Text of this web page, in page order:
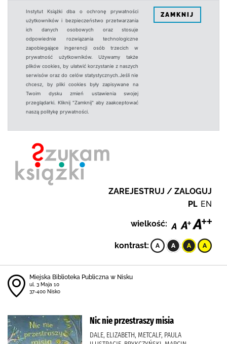
Instytut Książki dba o ochronę prywatności
użytkowników i bezpieczeństwo przetwarzania
ich danych osobowych oraz stosuje
odpowiednie rozwiązania technologiczne
zapobiegające ingerencji osób trzecich w
prywatność użytkowników. Używamy także
plików cookies, by ułatwić korzystanie z naszych
serwisów oraz do celów statystycznych.Jeśli nie
chcesz, by pliki cookies były zapisywane na
Twoim dysku zmień ustawienia swojej
przeglądarki. Kliknij "Zamknij" aby zaakceptować
naszą politykę prywatności.
ZAMKNIJ
ZAREJESTRUJ / ZALOGUJ
PL EN
wielkość:
kontrast:
Miejska Biblioteka Publiczna w Nisku
ul. 3 Maja 10
37-400 Nisko
Nic nie przestraszy misia
DALE, ELIZABETH, METCALF, PAULA